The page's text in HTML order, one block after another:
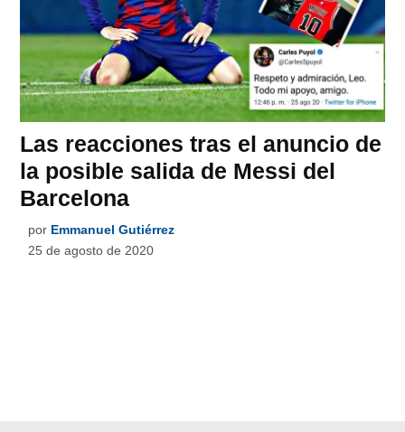
Las reacciones tras el anuncio de
la posible salida de Messi del
Barcelona
por Emmanuel Gutiérrez
25 de agosto de 2020